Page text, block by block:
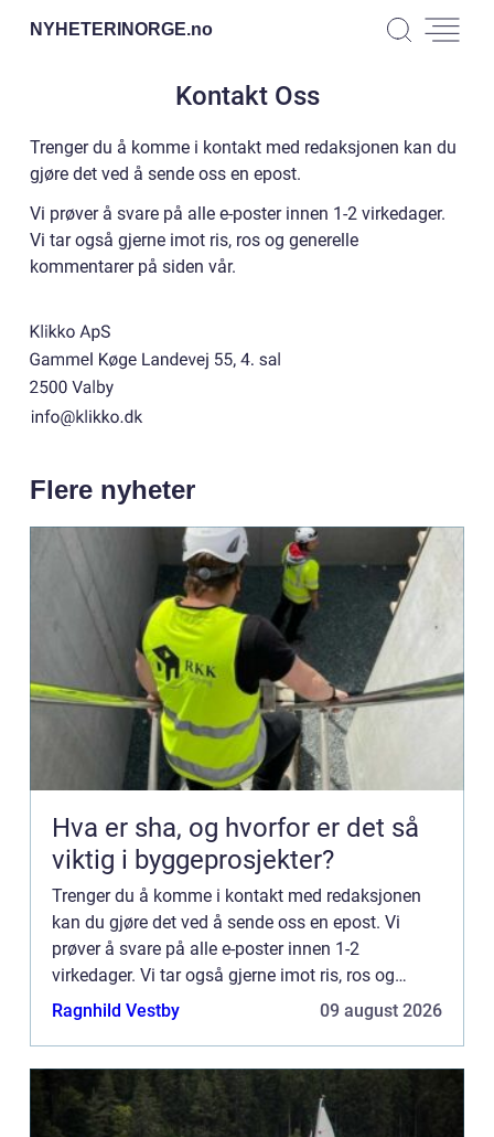
NYHETERINORGE.no
Kontakt Oss
Trenger du å komme i kontakt med redaksjonen kan du
gjøre det ved å sende oss en epost.
Vi prøver å svare på alle e-poster innen 1-2 virkedager.
Vi tar også gjerne imot ris, ros og generelle
kommentarer på siden vår.
Flere nyheter
Hva er sha, og hvorfor er det så
viktig i byggeprosjekter?
Trenger du å komme i kontakt med redaksjonen
kan du gjøre det ved å sende oss en epost. Vi
prøver å svare på alle e-poster innen 1-2
virkedager. Vi tar også gjerne imot ris, ros og
generelle kommentarer på siden vår.
Ragnhild Vestby 09 august 2026